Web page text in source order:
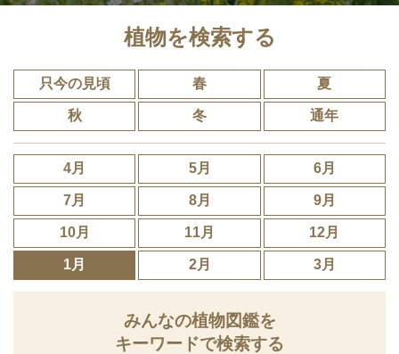
植物を検索する
只今の見頃 春 夏
秋 冬 通年
4月 5月 6月
7月 8月 9月
10月 11月 12月
1月 2月 3月
みんなの植物図鑑を
キーワードで検索する